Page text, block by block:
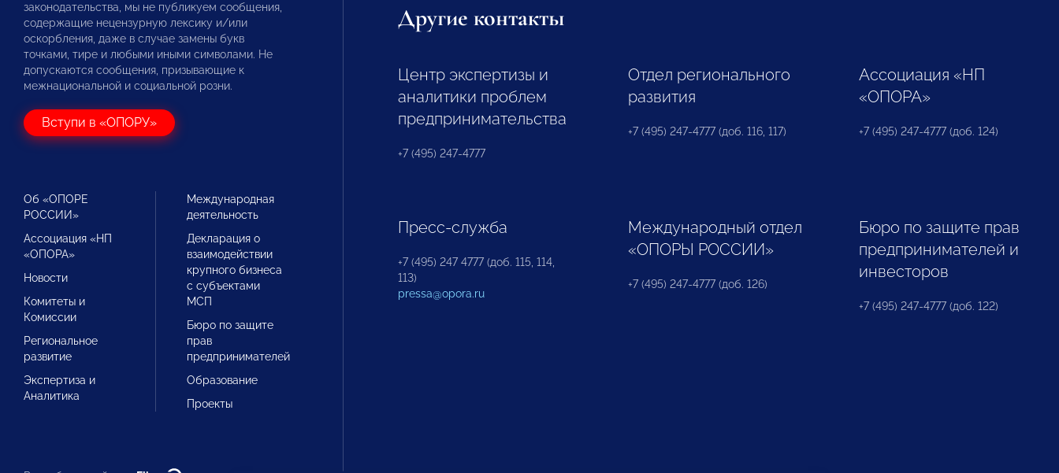
законодательства, мы не публикуем сообщения,
содержащие нецензурную лексику и/или
оскорбления, даже в случае замены букв
точками, тире и любыми иными символами. Не
допускаются сообщения, призывающие к
межнациональной и социальной розни.
Вступи в «ОПОРУ»
Об «ОПОРЕ
РОССИИ»
Ассоциация «НП
«ОПОРА»
Новости
Комитеты и
Комиссии
Региональное
развитие
Экспертиза и
Аналитика
Международная
деятельность
Декларация о
взаимодействии
крупного бизнеса
с субъектами
МСП
Бюро по защите
прав
предпринимателей
Образование
Проекты
Другие контакты
Центр экспертизы и
аналитики проблем
предпринимательства
+7 (495) 247-4777
Отдел регионального
развития
+7 (495) 247-4777 (доб. 116, 117)
Ассоциация «НП
«ОПОРА»
+7 (495) 247-4777 (доб. 124)
Пресс-служба
+7 (495) 247 4777 (доб. 115, 114,
113)
pressa@opora.ru
Международный отдел
«ОПОРЫ РОССИИ»
+7 (495) 247-4777 (доб. 126)
Бюро по защите прав
предпринимателей и
инвесторов
+7 (495) 247-4777 (доб. 122)